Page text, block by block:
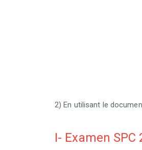
2) En utilisant le
I- Examen